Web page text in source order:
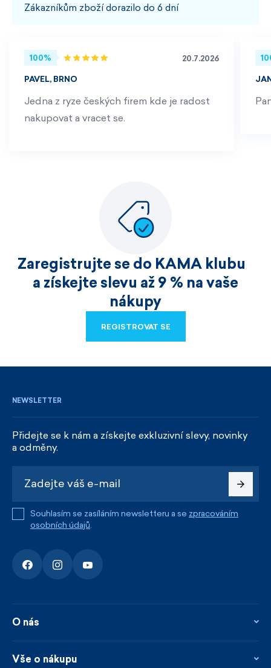
Zákazníkům zboží dorazilo do 6 dní
100% 20.7.2026
PAVEL, BRNO
Jedna z ryze českých firem kde je radost
nakupovat a vracet se.
Zaregistrujte se do KAMA klubu
a získejte slevu až 9 % na vaše
nákupy
REGISTROVAT SE
NEWSLETTER
Přidejte se k nám a získejte exkluzivní slevy, novinky
a odměny.
Souhlasím se zasíláním newsletteru a se zpracováním
osobních údajů.
O nás
Kontakty
Vše o nákupu